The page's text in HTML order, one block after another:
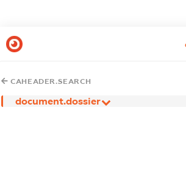
CAHEADER.SEARCH
document.dossier